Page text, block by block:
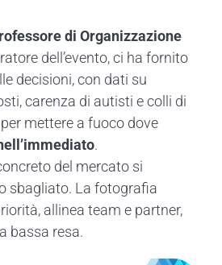
di Organizzazione
dell’evento, ci ha fornito
decisioni, con dati su
carenza di autisti e colli di
mettere a fuoco dove
.
del mercato si
sbagliato. La fotografia
allinea team e partner,
bassa resa.